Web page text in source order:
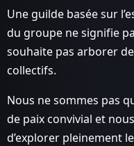
Une guilde basée sur
du groupe ne signifie
souhaite pas arborer
collectifs.
Nous ne sommes pas
de paix convivial et
d’explorer pleinement